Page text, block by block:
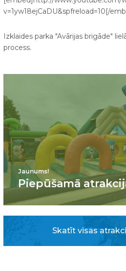
v=1yw18ejCaDU&spfreload=10[/
Izklaides parka "Avārijas brigāde"
process.
Jaunums!
Piepūšamā
Skatīt visas